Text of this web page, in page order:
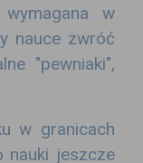
w
nauce zwróć
"pewniaki",
w granicach
nauki jeszcze